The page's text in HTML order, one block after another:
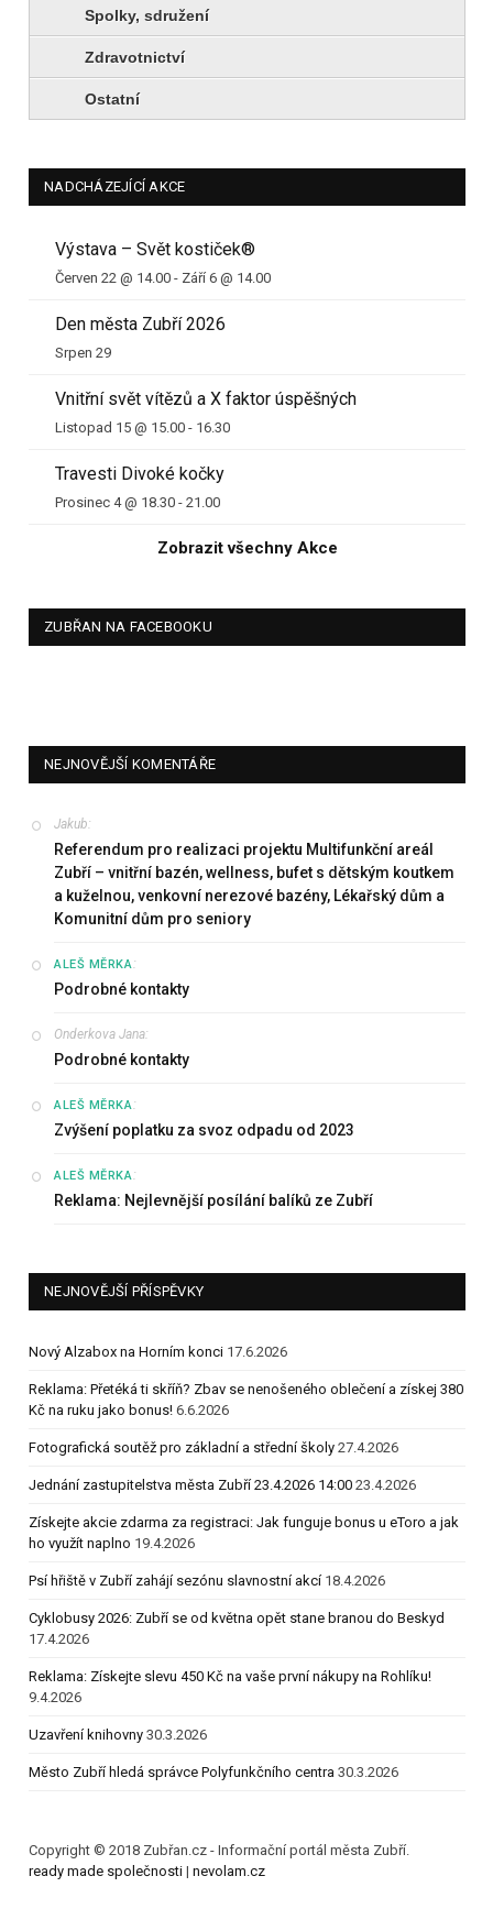
Spolky, sdružení
Zdravotnictví
Ostatní
NADCHÁZEJÍCÍ AKCE
Výstava – Svět kostiček®
Červen 22 @ 14.00 - Září 6 @ 14.00
Den města Zubří 2026
Srpen 29
Vnitřní svět vítězů a X faktor úspěšných
Listopad 15 @ 15.00 - 16.30
Travesti Divoké kočky
Prosinec 4 @ 18.30 - 21.00
Zobrazit všechny Akce
ZUBŘAN NA FACEBOOKU
NEJNOVĚJŠÍ KOMENTÁŘE
Jakub:
Referendum pro realizaci projektu Multifunkční areál
Zubří – vnitřní bazén, wellness, bufet s dětským koutkem
a kuželnou, venkovní nerezové bazény, Lékařský dům a
Komunitní dům pro seniory
ALEŠ MĚRKA:
Podrobné kontakty
Onderkova Jana:
Podrobné kontakty
ALEŠ MĚRKA:
Zvýšení poplatku za svoz odpadu od 2023
ALEŠ MĚRKA:
Reklama: Nejlevnější posílání balíků ze Zubří
NEJNOVĚJŠÍ PŘÍSPĚVKY
Nový Alzabox na Horním konci 17.6.2026
Reklama: Přetéká ti skříň? Zbav se nenošeného oblečení a získej 380
Kč na ruku jako bonus! 6.6.2026
Fotografická soutěž pro základní a střední školy 27.4.2026
Jednání zastupitelstva města Zubří 23.4.2026 14:00 23.4.2026
Získejte akcie zdarma za registraci: Jak funguje bonus u eToro a jak
ho využít naplno 19.4.2026
Psí hřiště v Zubří zahájí sezónu slavnostní akcí 18.4.2026
Cyklobusy 2026: Zubří se od května opět stane branou do Beskyd
17.4.2026
Reklama: Získejte slevu 450 Kč na vaše první nákupy na Rohlíku!
9.4.2026
Uzavření knihovny 30.3.2026
Město Zubří hledá správce Polyfunkčního centra 30.3.2026
Copyright © 2018 Zubřan.cz - Informační portál města Zubří.
ready made společnosti | nevolam.cz